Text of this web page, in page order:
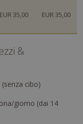
EUR 35,00 EUR 35,00
&
cibo)
giorno (dai 14